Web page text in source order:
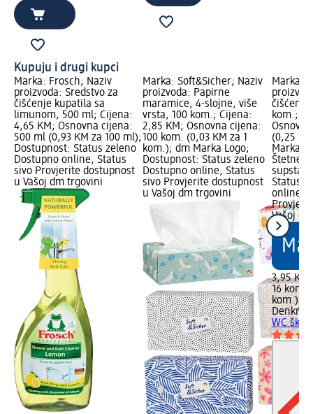
Kupuju i drugi kupci
Marka: Frosch; Naziv
proizvoda: Sredstvo za
čišćenje kupatila sa
limunom, 500 ml; Cijena:
4,65 KM; Osnovna cijena:
500 ml (0,93 KM za 100 ml);
Dostupnost: Status zeleno
Dostupno online, Status
sivo Provjerite dostupnost
u Vašoj dm trgovini
Marka: Soft&Sicher; Naziv
proizvoda: Papirne
maramice, 4-slojne, više
vrsta, 100 kom.; Cijena:
2,85 KM; Osnovna cijena:
100 kom. (0,03 KM za 1
kom.); dm Marka Logo;
Dostupnost: Status zeleno
Dostupno online, Status
sivo Provjerite dostupnost
u Vašoj dm trgovini
Marka:
čišćenje
kom.;
(0,25
Marka
Štetne,
Status
online,
Vašoj
3,95 KM
16 kom.
kom.)
Denkmit
WC